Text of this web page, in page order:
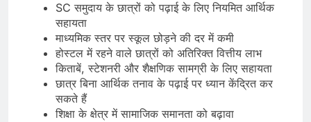
SC समुदाय के छात्रों को पढ़ाई के लिए नियमित आर्थिक
सहायता
माध्यमिक स्तर पर स्कूल छोड़ने की दर में कमी
होस्टल में रहने वाले छात्रों को अतिरिक्त वित्तीय लाभ
किताबें, स्टेशनरी और शैक्षणिक सामग्री के लिए सहायता
छात्र बिना आर्थिक तनाव के पढ़ाई पर ध्यान केंद्रित कर
सकते हैं
शिक्षा के क्षेत्र में सामाजिक समानता को बढ़ावा